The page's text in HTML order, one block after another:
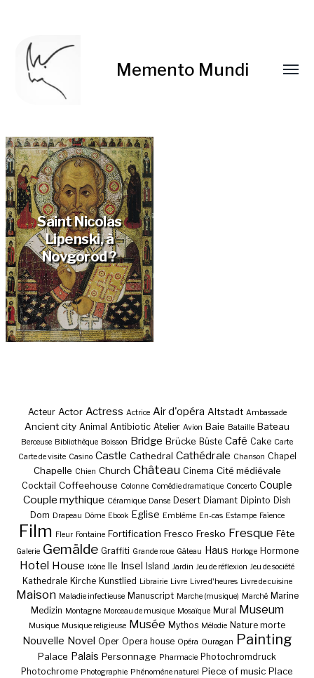
Memento Mundi
Saint Nicolas
Lipenski, à
Novgorod ?
Acteur Actor Actress Actrice Air d'opéra Altstadt Ambassade
Ancient city Animal Antibiotic Atelier Avion Baie Bataille Bateau
Berceuse Bibliothèque Boisson Bridge Brücke Büste Café Cake Carte
Carte de visite Casino Castle Cathedral Cathédrale Chanson Chapel
Chapelle Chien Church Château Cinema Cité médiévale
Cocktail Coffeehouse Colonne Comédie dramatique Concerto Couple
Couple mythique Céramique Danse Desert Diamant Dipinto Dish
Dom Drapeau Dôme Ebook Eglise Emblème En-cas Estampe Faïence
Film Fleur Fontaine Fortification Fresco Fresko Fresque Fête
Galerie Gemälde Graffiti Grande roue Gâteau Haus Horloge Hormone
Hotel House Icône Ile Insel Island Jardin Jeu de réflexion Jeu de société
Kathedrale Kirche Kunstlied Librairie Livre Livre d'heures Livre de cuisine
Maison Maladie infectieuse Manuscript Marche (musique) Marché Marine
Medizin Montagne Morceau de musique Mosaïque Mural Museum
Musique Musique religieuse Musée Mythos Mélodie Nature morte
Nouvelle Novel Oper Opera house Opéra Ouragan Painting
Palace Palais Personnage Pharmacie Photochromdruck
Photochrome Photographie Phénomène naturel Piece of music Place